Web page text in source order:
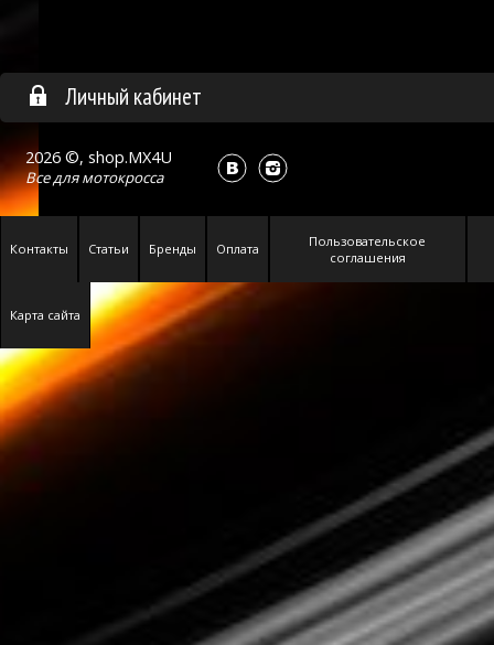
Личный кабинет
2026 ©, shop.MX4U
Все длямотокросса
Контакты Статьи Бренды Оплата
Пользовательское
соглашения
Карта сайта